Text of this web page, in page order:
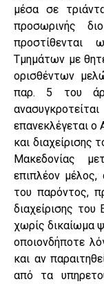
μέσα σε
προσωρινής
Τμημάτων με
ορισθέντων
παρ. 5 του
επανεκλέγεται ο
και διαχείρισης
Μακεδονίας
επιπλέον
του παρόντος,
διαχείρισης του
χωρίς δικαίωμα
οποιονδήποτε
και αν
από τα